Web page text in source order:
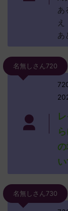
あ
え
あ
名無しさん720
名無しさん730